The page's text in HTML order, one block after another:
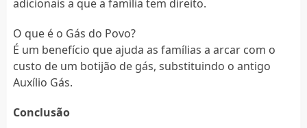
adicionais a que a família tem direito.
O que é o Gás do Povo?
É um benefício que ajuda as famílias a arcar com o
custo de um botijão de gás, substituindo o antigo
Auxílio Gás.
Conclusão